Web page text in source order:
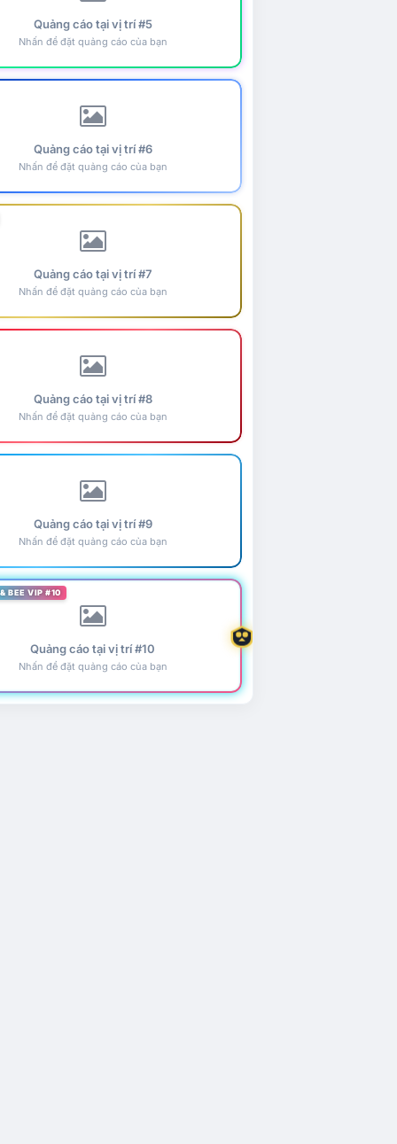
Quảng cáo tại vị trí #5
Nhấn để đặt quảng cáo của bạn
Quảng cáo tại vị trí #6
Nhấn để đặt quảng cáo của bạn
Quảng cáo tại vị trí #7
Nhấn để đặt quảng cáo của bạn
Quảng cáo tại vị trí #8
Nhấn để đặt quảng cáo của bạn
Quảng cáo tại vị trí #9
Nhấn để đặt quảng cáo của bạn
BEE VIP #10
Quảng cáo tại vị trí #10
Nhấn để đặt quảng cáo của bạn